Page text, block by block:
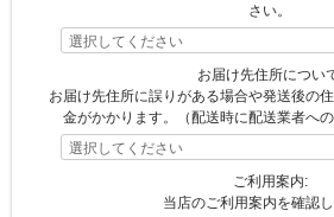
さい。
お届け先住所につい
お届け先住所に誤りがある場合や発送後の
金がかかります。（配送時に配送業者へ
ご利用案内:
当店のご利用案内を確認